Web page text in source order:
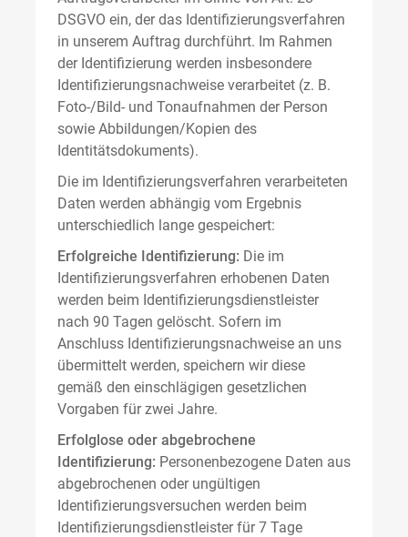
DSGVO ein, der das Identifizierungsverfahren
in unserem Auftrag durchführt. Im Rahmen
der Identifizierung werden insbesondere
Identifizierungsnachweise verarbeitet (z. B.
Foto-/Bild- und Tonaufnahmen der Person
sowie Abbildungen/Kopien des
Identitätsdokuments).
Die im Identifizierungsverfahren verarbeiteten
Daten werden abhängig vom Ergebnis
unterschiedlich lange gespeichert:
Erfolgreiche Identifizierung: Die im
Identifizierungsverfahren erhobenen Daten
werden beim Identifizierungsdienstleister
nach 90 Tagen gelöscht. Sofern im
Anschluss Identifizierungsnachweise an uns
übermittelt werden, speichern wir diese
gemäß den einschlägigen gesetzlichen
Vorgaben für zwei Jahre.
Erfolglose oder abgebrochene
Identifizierung: Personenbezogene Daten aus
abgebrochenen oder ungültigen
Identifizierungsversuchen werden beim
Identifizierungsdienstleister für 7 Tage